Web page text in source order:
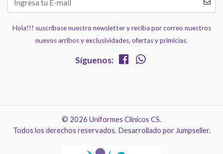
Hola!!! suscríbase nuestro newsletter y reciba por correo nuestros
nuevos arribos y exclusividades, ofertas y primicias.
Síguenos:
© 2026 Uniformes Clínicos CS.
Todos los derechos reservados. Desarrollado por Jumpseller.